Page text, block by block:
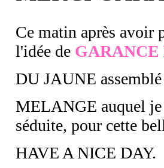
Ce matin après avoir
l'idée de GARANCE
DU JAUNE
MELANGE auquel je
séduite, pour cette
HAVE A NICE DAY.